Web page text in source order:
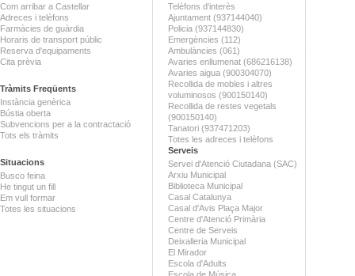
Com arribar a Castellar
Adreces i telèfons
Farmàcies de guàrdia
Horaris de transport públic
Reserva d'equipaments
Cita prèvia
Tràmits Freqüents
Instància genèrica
Bústia oberta
Subvencions per a la contractació
Tots els tràmits
Situacions
Busco feina
He tingut un fill
Em vull formar
Totes les situacions
Telèfons d'interès
Ajuntament (937144040)
Policia (937144830)
Emergències (112)
Ambulàncies (061)
Avaries enllumenat (686216138)
Avaries aigua (900304070)
Recollida de mobles i altres
voluminosos (900150140)
Recollida de restes vegetals
(900150140)
Tanatori (937471203)
Totes les adreces i telèfons
Serveis
Servei d'Atenció Ciutadana (SAC)
Arxiu Municipal
Biblioteca Municipal
Casal Catalunya
Casal d'Avis Plaça Major
Centre d'Atenció Primària
Centre de Serveis
Deixalleria Municipal
El Mirador
Escola d'Adults